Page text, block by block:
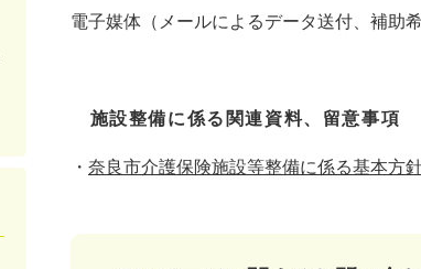
電子媒体（メールによるデータ送付、補助
施設整備に係る関連資料、留意事項
・ 奈良市介護保険施設等整備に係る基本方